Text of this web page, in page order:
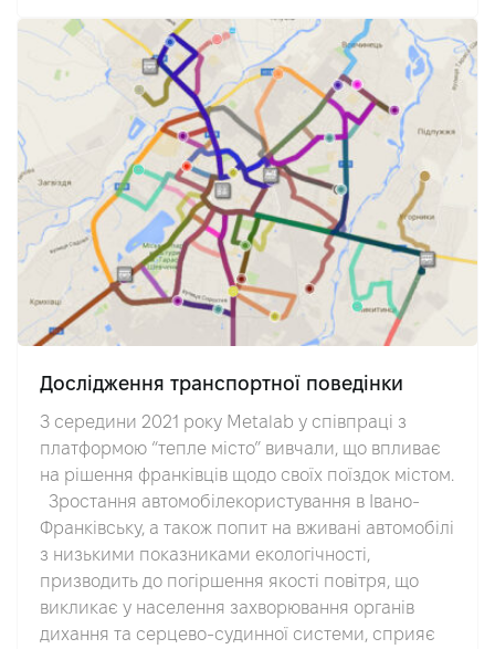
Дослідження транспортної поведінки
З середини 2021 року Metalab у співпраці з
платформою “тепле місто” вивчали, що впливає
на рішення франківців щодо своїх поїздок містом.
Зростання автомобілекористування в Івано-
Франківську, а також попит на вживані автомобілі
з низькими показниками екологічності,
призводить до погіршення якості повітря, що
викликає у населення захворювання органів
дихання та серцево-судинної системи, сприяє